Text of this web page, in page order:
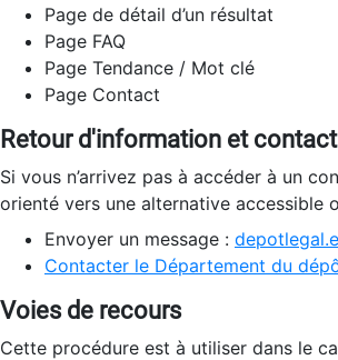
Page de détail d’un résultat
Page FAQ
Page Tendance / Mot clé
Page Contact
Retour d'information et contact
Si vous n’arrivez pas à accéder à un
orienté vers une alternative accessible
Envoyer un message :
Contacter le Département du
Voies de recours
Cette procédure est à utiliser dans le